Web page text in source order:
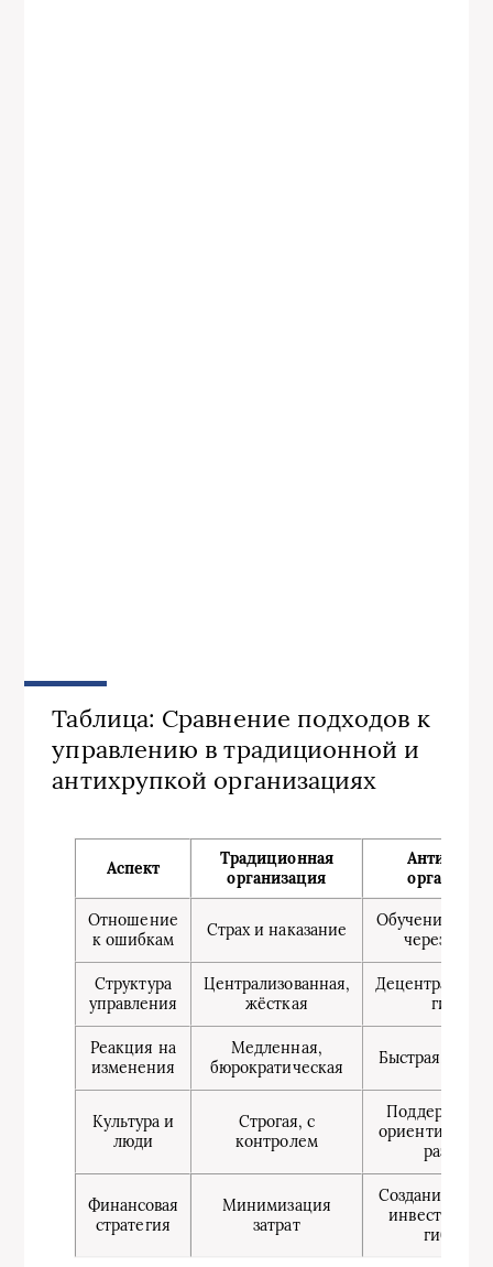
Таблица: Сравнение подходов к
управлению в традиционной и
антихрупкой организациях
Аспект
Традиционная
организация
Отношение
к ошибкам
Страх и наказание
Обучение и
через
Структура
управления
Централизованная,
жёсткая
гибкая
Реакция на
изменения
Медленная,
бюрократическая
Быстрая,
Культура и
люди
Строгая, с
контролем
развитие
Финансовая
стратегия
Минимизация
затрат
Создание
гибкость